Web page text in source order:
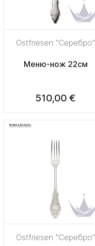
Ostfriesen "Серебро"
Меню-нож 22см
510,00 €
Ostfriesen "Серебро"